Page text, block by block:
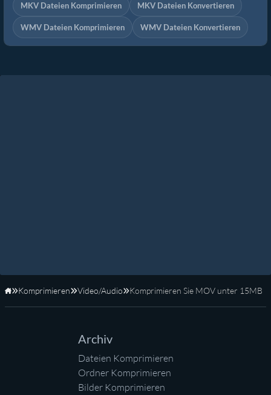
MKV Dateien Komprimieren MKV Dateien Konvertieren
WMV Dateien Komprimieren WMV Dateien Konvertieren
Startseite
Komprimieren Video/Audio Komprimieren Sie MOV unter 15MB
Archiv
Dateien Komprimieren
Ordner Komprimieren
Bilder Komprimieren